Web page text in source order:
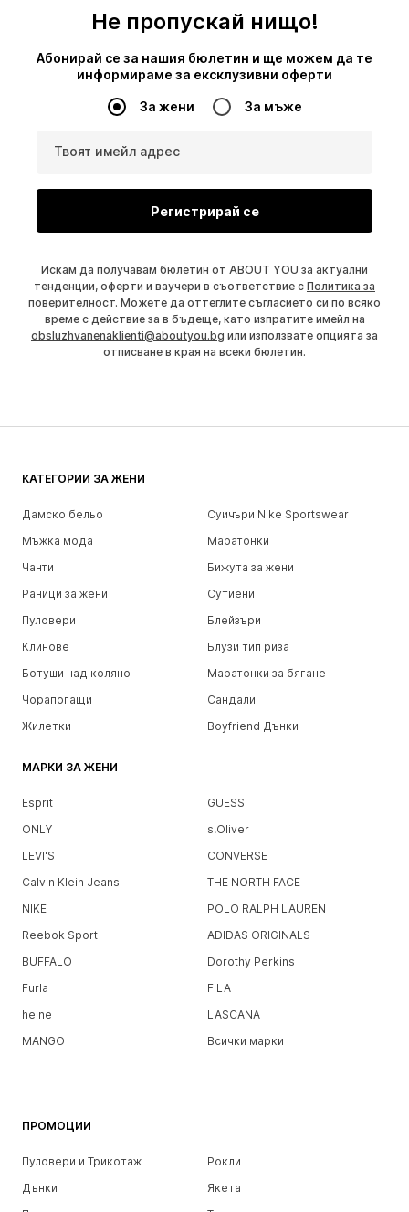
Не пропускай нищо!
Абонирай се за нашия бюлетин и ще можем да те
информираме за ексклузивни оферти
За жени За мъже
Твоят имейл адрес
Регистрирай се
Искам да получавам бюлетин от ABOUT YOU за актуални
тенденции, оферти и ваучери в съответствие с Политика за
поверителност. Можете да оттеглите съгласието си по всяко
време с действие за в бъдеще, като изпратите имейл на
obsluzhvanenaklienti@aboutyou.bg или използвате опцията за
отписване в края на всеки бюлетин.
КАТЕГОРИИ ЗА ЖЕНИ
Дамско бельо
Суичъри Nike Sportswear
Мъжка мода
Маратонки
Чанти
Бижута за жени
Раници за жени
Сутиени
Пуловери
Блейзъри
Клинове
Блузи тип риза
Ботуши над коляно
Маратонки за бягане
Чорапогащи
Сандали
Жилетки
Boyfriend Дънки
МАРКИ ЗА ЖЕНИ
Esprit
GUESS
ONLY
s.Oliver
LEVI'S
CONVERSE
Calvin Klein Jeans
THE NORTH FACE
NIKE
POLO RALPH LAUREN
Reebok Sport
ADIDAS ORIGINALS
BUFFALO
Dorothy Perkins
Furla
FILA
heine
LASCANA
MANGO
Всички марки
ПРОМОЦИИ
Пуловери и Трикотаж
Рокли
Дънки
Якета